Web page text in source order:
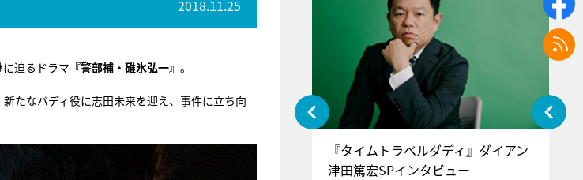
2018.11.25
迫るドラマ 『警部補・碓氷弘一』 。
新たなバディ役に志田未来を迎え、事件に立ち向
『アイ＝ラブ！げーみんぐ』＝LOV
E齋藤樹愛羅＆佐々木舞香SPインタ
『タイムトラベルダディ』ダイアン
津田篤宏SPインタビュー